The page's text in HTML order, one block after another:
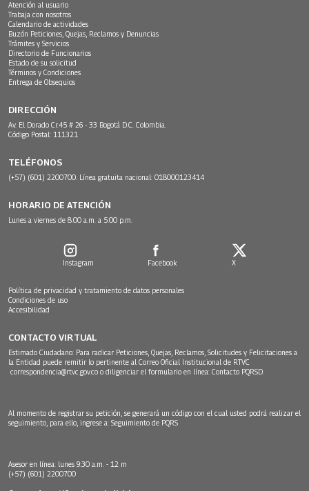
Atención al usuario
Trabaja con nosotros
Calendario de actividades
Buzón Peticiones, Quejas, Reclamos y Denuncias
Trámites y Servicios
Directorio de Funcionarios
Estado de su solicitud
Términos y Condiciones
Entrega de Obsequios
DIRECCIÓN
Av. El Dorado Cr.45 # 26 - 33 Bogotá D.C. Colombia.
Código Postal: 111321
TELÉFONOS
(+57) (601) 2200700. Línea gratuita nacional: 018000123414
HORARIO DE ATENCIÓN
Lunes a viernes de 8:00 a.m. a 5:00 p.m.
Instagram Facebook X
Política de privacidad y tratamiento de datos personales
Condiciones de uso
Accesibilidad
CONTACTO VIRTUAL
Estimado Ciudadano: Para radicar Peticiones, Quejas, Reclamos, Solicitudes y Felicitaciones a
la Entidad puede remitir lo pertinente al Correo Oficial Institucional de RTVC
correspondencia@rtvc.gov.co o diligenciar el formulario en línea: Contacto PQRSD.
Al momento de registrar su petición, se generará un código con el cual usted podrá realizar el
seguimiento, para ello, ingrese a: Seguimiento de PQRS
Asesor en línea: lunes 9:30 a.m. - 12 m
(+57) (601) 2200700